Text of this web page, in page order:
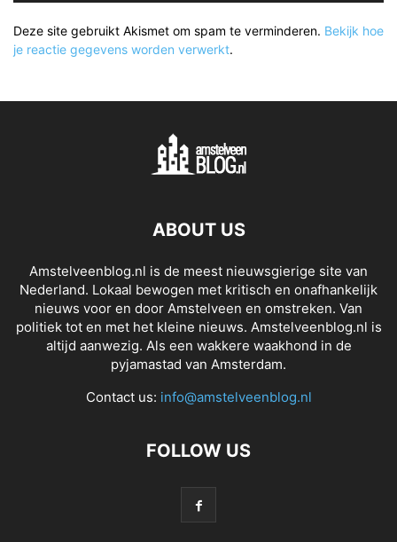
Deze site gebruikt Akismet om spam te verminderen. Bekijk hoe
je reactie gegevens worden verwerkt.
ABOUT US
Amstelveenblog.nl is de meest nieuwsgierige site van
Nederland. Lokaal bewogen met kritisch en onafhankelijk
nieuws voor en door Amstelveen en omstreken. Van
politiek tot en met het kleine nieuws. Amstelveenblog.nl is
altijd aanwezig. Als een wakkere waakhond in de
pyjamastad van Amsterdam.
Contact us: info@amstelveenblog.nl
FOLLOW US